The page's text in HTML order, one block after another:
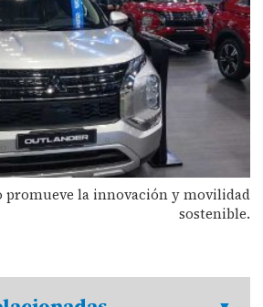
promueve la innovación y movilidad
sostenible.